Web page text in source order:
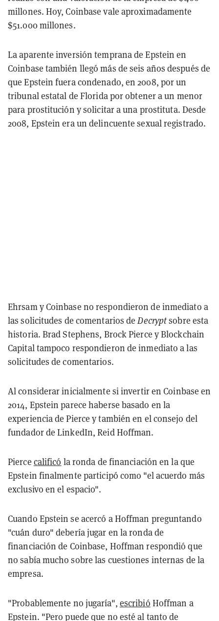
millones. Hoy, Coinbase vale aproximadamente
$51.000 millones.
La aparente inversión temprana de Epstein en
Coinbase también llegó más de seis años después de
que Epstein fuera condenado, en 2008, por un
tribunal estatal de Florida por obtener a un menor
para prostitución y solicitar a una prostituta. Desde
2008, Epstein era un delincuente sexual registrado.
Ehrsam y Coinbase no respondieron de inmediato a
las solicitudes de comentarios deDecryptsobre esta
historia. Brad Stephens, Brock Pierce y Blockchain
Capital tampoco respondieron de inmediato a las
solicitudes de comentarios.
Al considerar inicialmente si invertir en Coinbase en
2014, Epstein parece haberse basado en la
experiencia de Pierce y también en el consejo del
fundador de LinkedIn, Reid Hoffman.
Pierce calificó la ronda de financiación en la que
Epstein finalmente participó como "el acuerdo más
exclusivo en el espacio".
Cuando Epstein se acercó a Hoffman preguntando
"cuán duro" debería jugar en la ronda de
financiación de Coinbase, Hoffman respondió que
no sabía mucho sobre las cuestiones internas de la
empresa.
"Probablemente no jugaría", escribió Hoffman a
Epstein. "Pero puede que no esté al tanto de